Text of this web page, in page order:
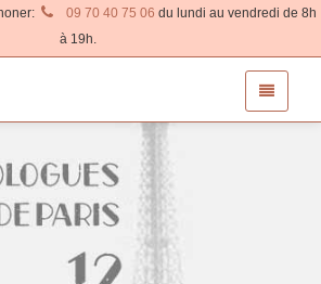
09 70 40 75 06 du lundi au vendredi de 8h
à 19h.